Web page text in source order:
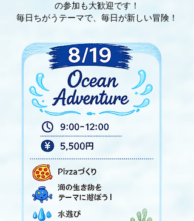
の参加も大歓迎です！
毎日ちがうテーマで、毎日が新しい冒険！